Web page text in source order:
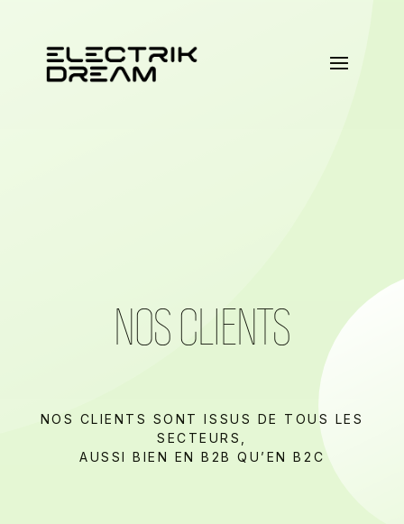
NOS CLIENTS
NOS CLIENTS SONT ISSUS DE TOUS LES
SECTEURS,
AUSSI BIEN EN B2B QU’EN B2C